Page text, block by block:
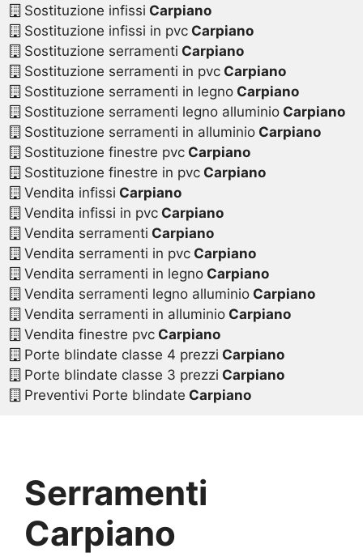
Sostituzione infissi Carpiano
Sostituzione infissi in pvcCarpiano
Sostituzione serramenti Carpiano
Sostituzione serramenti in pvcCarpiano
Sostituzione serramenti in legnoCarpiano
Sostituzione serramenti legno alluminioCarpiano
Sostituzione serramenti in alluminioCarpiano
Sostituzione finestre pvcCarpiano
Sostituzione finestre in pvcCarpiano
Vendita infissi Carpiano
Vendita infissi in pvcCarpiano
Vendita serramenti Carpiano
Vendita serramenti in pvcCarpiano
Vendita serramenti in legnoCarpiano
Vendita serramenti legno alluminioCarpiano
Vendita serramenti in alluminioCarpiano
Vendita finestre pvcCarpiano
Porte blindate classe 4 prezzi Carpiano
Porte blindate classe 3 prezzi Carpiano
Preventivi Porte blindate Carpiano
Serramenti
Carpiano